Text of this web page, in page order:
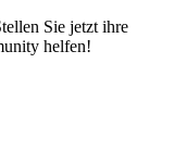
Sie jetzt ihre
helfen!